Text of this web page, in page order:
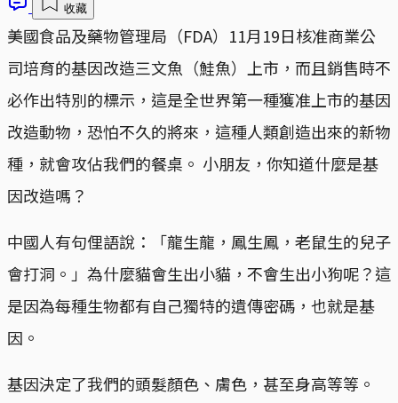
收藏
美國食品及藥物管理局（FDA）11月19日核准商業公
司培育的基因改造三文魚（鮭魚）上市，而且銷售時不
必作出特別的標示，這是全世界第一種獲准上市的基因
改造動物，恐怕不久的將來，這種人類創造出來的新物
種，就會攻佔我們的餐桌。 小朋友，你知道什麼是基
因改造嗎？
中國人有句俚語說：「龍生龍，鳳生鳳，老鼠生的兒子
會打洞。」為什麼貓會生出小貓，不會生出小狗呢？這
是因為每種生物都有自己獨特的遺傳密碼，也就是基
因。
基因決定了我們的頭髮顏色、膚色，甚至身高等等。